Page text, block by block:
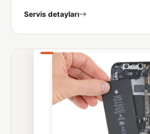
Servis detayları